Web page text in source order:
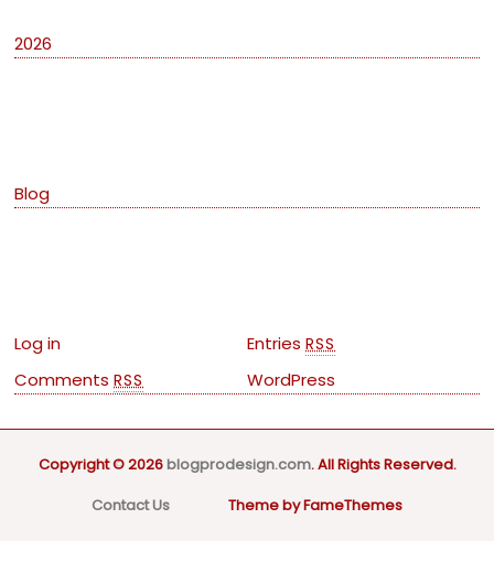
2026
Blog
Log in Entries RSS
CommentsRSS WordPress
Copyright © 2026blogprodesign.com. All Rights Reserved.
Contact Us
Theme by FameThemes